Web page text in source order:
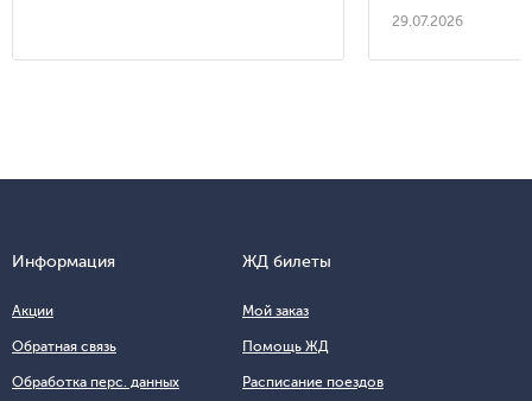
29.07.2026
Информация
Акции
Обратная связь
Обработка перс. данных
ЖД билеты
Мой заказ
Помощь ЖД
Расписание поездов